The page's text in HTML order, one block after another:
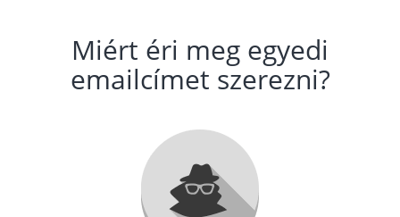
Miért éri meg egyedi
emailcímet szerezni?